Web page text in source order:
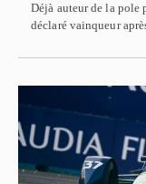
Déjà auteur de la
déclaré vainqueur